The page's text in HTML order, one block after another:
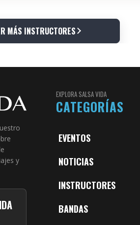
MÁS INSTRUCTORES
y
EXPLORA SALSA VIDA
CATEGORÍAS
EVENTOS
NOTICIAS
INSTRUCTORES
BANDAS